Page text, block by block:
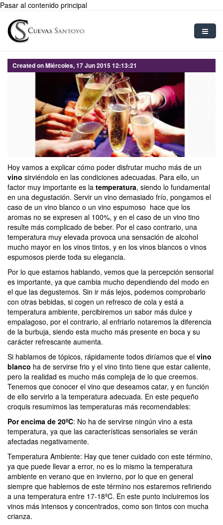
Pasar al contenido principal
Inicio
Elaboración
Tipo de uva
Contacto
Usuario
Created on Miércoles, 17 Jun 2015 12:13:21
Hoy vamos a explicar cómo poder disfrutar mucho más de un
vino sirviéndolo en las condiciones adecuadas. Para ello, un
factor muy importante es la temperatura, siendo lo fundamental
en una degustación. Servir un vino demasiado frío, pongamos el
caso de un vino blanco o un vino espumoso hace que los
aromas no se expresen al 100%, y en el caso de un vino tino
resulte más complicado de beber. Por el caso contrario, una
temperatura muy elevada provoca una sensación de alcohol
mucho mayor en los vinos tintos, y en los vinos blancos o vinos
espumosos pierde toda su elegancia.
Por lo que estamos hablando, vemos que la percepción sensorial
es importante, ya que cambia mucho dependiendo del modo en
el que las degustemos. Sin ir más lejos, podemos comprobarlo
con otras bebidas, si cogen un refresco de cola y está a
temperatura ambiente, percibiremos un sabor más dulce y
empalagoso, por el contrario, al enfriarlo notaremos la diferencia
de la burbuja, siendo esta mucho más presente en boca y su
carácter refrescante aumenta.
Si hablamos de tópicos, rápidamente todos diríamos que el vino
blanco ha de servirse frio y el vino tinto tiene que estar caliente,
pero la realidad es mucho más compleja de lo que creemos.
Tenemos que conocer el vino que deseamos catar, y en función
de ello servirlo a la temperatura adecuada. En este pequeño
croquis resumimos las temperaturas más recomendables:
Por encima de 20ºC: No ha de servirse ningún vino a esta
temperatura, ya que las características sensoriales se verán
afectadas negativamente.
Temperatura Ambiente: Hay que tener cuidado con este término,
ya que puede llevar a error, no es lo mismo la temperatura
ambiente en verano que en invierno, por lo que en general
siempre que hablemos de este término nos estaremos refiriendo
a una temperatura entre 17-18ºC. En este punto incluiremos los
vinos más intensos y concentrados, como son tintos con mucha
crianza.